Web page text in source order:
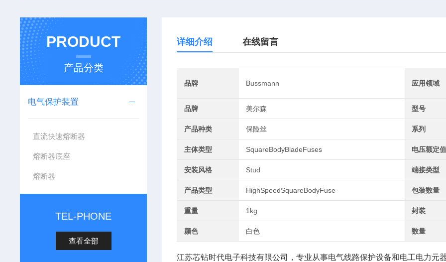
PRODUCT
产品分类
电气保护装置
直流快速熔断器
熔断器底座
熔断器
TEL-PHONE
查看全部
详细介绍 在线留言
品牌 Bussmann 应用领域
品牌 美尔森 型号
产品种类 保险丝 系列
主体类型 SquareBodyBladeFuses 电压额定
安装风格 Stud 端接类型
产品类型 HighSpeedSquareBodyFuse 包装数量
重量 1kg 封装
颜色 白色 数量
江苏芯钻时代电子科技有限公司，专业从事电气线路保护设备和电工电力元